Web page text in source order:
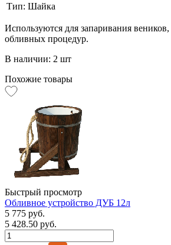
Тип: Шайка
Используются для запаривания
обливных процедур.
В наличии: 2 шт
Похожие товары
Быстрый просмотр
Обливное устройство ДУБ 12л
5 775 руб.
5 428.50 руб.